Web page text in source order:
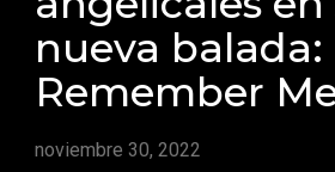
nueva balada:
Remember
noviembre 30, 2022